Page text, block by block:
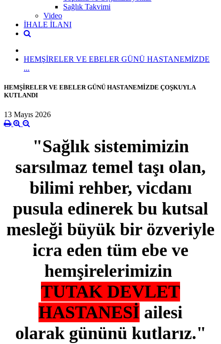
Sağlık Takvimi
Video
İHALE İLANI
HEMŞİRELER VE EBELER GÜNÜ HASTANEMİZDE
...
HEMŞİRELER VE EBELER GÜNÜ HASTANEMİZDE ÇOŞKUYLA
KUTLANDI
13 Mayıs 2026
"Sağlık sistemimizin
sarsılmaz temel taşı olan,
bilimi rehber, vicdanı
pusula edinerek bu kutsal
mesleği büyük bir özveriyle
icra eden tüm ebe ve
hemşirelerimizin
TUTAK DEVLET
HASTANESİ ailesi
olarakgününü kutlarız."